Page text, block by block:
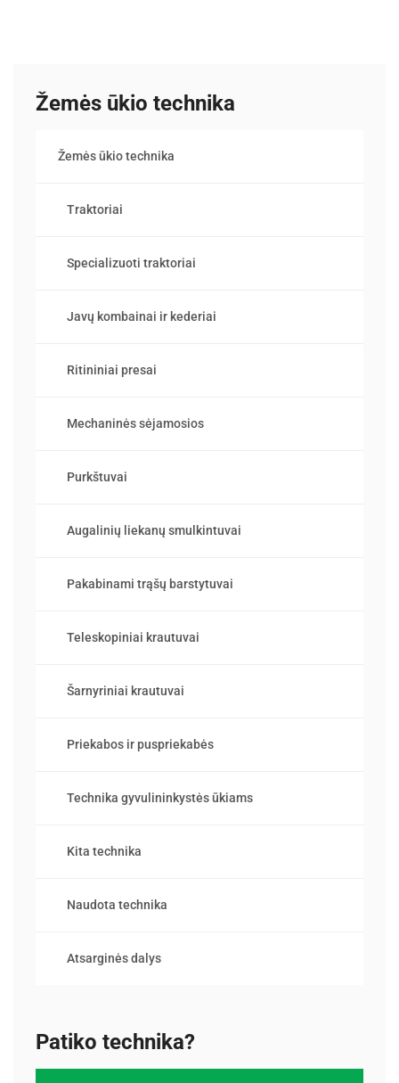
Žemės ūkio technika
Žemės ūkio technika
Traktoriai
Specializuoti traktoriai
Javų kombainai ir kederiai
Ritininiai presai
Mechaninės sėjamosios
Purkštuvai
Augalinių liekanų smulkintuvai
Pakabinami trąšų barstytuvai
Teleskopiniai krautuvai
Šarnyriniai krautuvai
Priekabos ir puspriekabės
Technika gyvulininkystės ūkiams
Kita technika
Naudota technika
Atsarginės dalys
Patiko technika?